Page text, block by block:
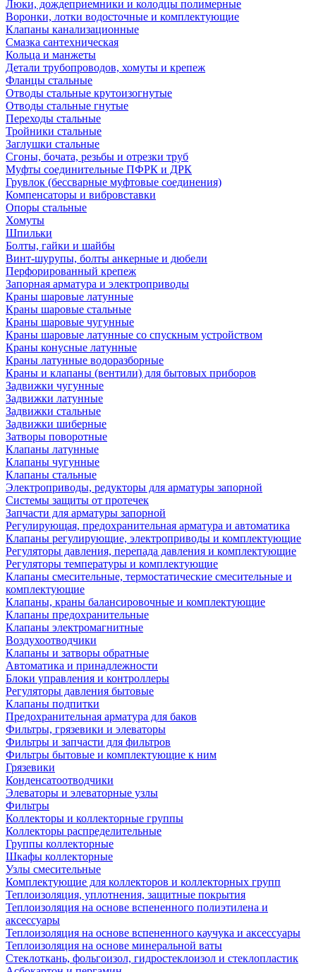
Люки, дождеприемники и колодцы полимерные
Воронки, лотки водосточные и комплектующие
Клапаны канализационные
Смазка сантехническая
Кольца и манжеты
Детали трубопроводов, хомуты и крепеж
Фланцы стальные
Отводы стальные крутоизогнутые
Отводы стальные гнутые
Переходы стальные
Тройники стальные
Заглушки стальные
Сгоны, бочата, резьбы и отрезки труб
Муфты соединительные ПФРК и ДРК
Грувлок (бессварные муфтовые соединения)
Компенсаторы и вибровставки
Опоры стальные
Хомуты
Шпильки
Болты, гайки и шайбы
Винт-шурупы, болты анкерные и дюбели
Перфорированный крепеж
Запорная арматура и электроприводы
Краны шаровые латунные
Краны шаровые стальные
Краны шаровые чугунные
Краны шаровые латунные со спускным устройством
Краны конусные латунные
Краны латунные водоразборные
Краны и клапаны (вентили) для бытовых приборов
Задвижки чугунные
Задвижки латунные
Задвижки стальные
Задвижки шиберные
Затворы поворотные
Клапаны латунные
Клапаны чугунные
Клапаны стальные
Электроприводы, редукторы для арматуры запорной
Системы защиты от протечек
Запчасти для арматуры запорной
Регулирующая, предохранительная арматура и автоматика
Клапаны регулирующие, электроприводы и комплектующие
Регуляторы давления, перепада давления и комплектующие
Регуляторы температуры и комплектующие
Клапаны смесительные, термостатические смесительные и
комплектующие
Клапаны, краны балансировочные и комплектующие
Клапаны предохранительные
Клапаны электромагнитные
Воздухоотводчики
Клапаны и затворы обратные
Автоматика и принадлежности
Блоки управления и контроллеры
Регуляторы давления бытовые
Клапаны подпитки
Предохранительная арматура для баков
Фильтры, грязевики и элеваторы
Фильтры и запчасти для фильтров
Фильтры бытовые и комплектующие к ним
Грязевики
Конденсатоотводчики
Элеваторы и элеваторные узлы
Фильтры
Коллекторы и коллекторные группы
Коллекторы распределительные
Группы коллекторные
Шкафы коллекторные
Узлы смесительные
Комплектующие для коллекторов и коллекторных групп
Теплоизоляция, уплотнения, защитные покрытия
Теплоизоляция на основе вспененного полиэтилена и
аксессуары
Теплоизоляция на основе вспененного каучука и аксессуары
Теплоизоляция на основе минеральной ваты
Стеклоткань, фольгоизол, гидростеклоизол и стеклопластик